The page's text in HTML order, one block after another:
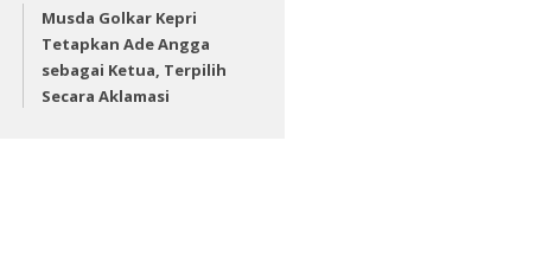
Musda Golkar Kepri
Tetapkan Ade Angga
sebagai Ketua, Terpilih
Secara Aklamasi